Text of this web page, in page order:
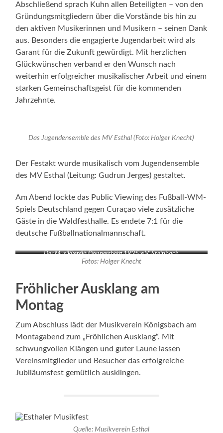
Abschließend sprach Kuhn allen Beteiligten – von den
Gründungsmitgliedern über die Vorstände bis hin zu
den aktiven Musikerinnen und Musikern – seinen Dank
aus. Besonders die engagierte Jugendarbeit wird als
Garant für die Zukunft gewürdigt. Mit herzlichen
Glückwünschen verband er den Wunsch nach
weiterhin erfolgreicher musikalischer Arbeit und einem
starken Gemeinschaftsgeist für die kommenden
Jahrzehnte.
Das Jugendensemble des MV Esthal (Foto: Holger Knecht)
Der Festakt wurde musikalisch vom Jugendensemble
des MV Esthal (Leitung: Gudrun Jerges) gestaltet.
Am Abend lockte das Public Viewing des Fußball-WM-
Spiels Deutschland gegen Curaçao viele zusätzliche
Gäste in die Waldfesthalle. Es endete 7:1 für die
deutsche Fußballnationalmannschaft.
Der Musikverein Ottersheim e.V.
Der Musikverein Donnersberg 1925 e.V. Steinbach
Fotos: Holger Knecht
Fröhlicher Ausklang am
Montag
Zum Abschluss lädt der Musikverein Königsbach am
Montagabend zum „Fröhlichen Ausklang“. Mit
schwungvollen Klängen und guter Laune lassen
Vereinsmitglieder und Besucher das erfolgreiche
Jubiläumsfest gemütlich ausklingen.
Quelle: Musikverein Esthal